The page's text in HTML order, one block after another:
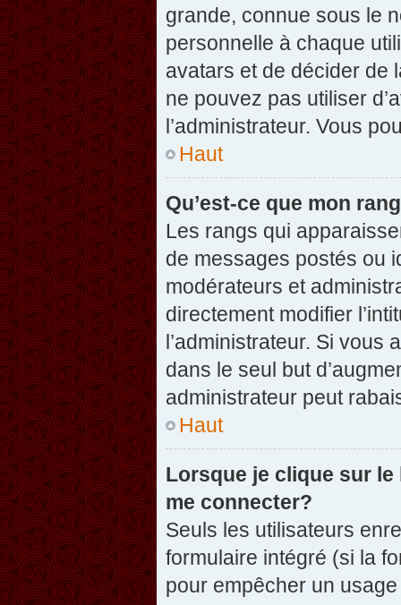
grande, connue sous le
personnelle à chaque
avatars et de décider de
ne pouvez pas utiliser
l’administrateur. Vous
Haut
Qu’est-ce que mon
Les rangs qui
de messages postés ou
modérateurs et
directement modifier
l’administrateur. Si vous
dans le seul but
administrateur peut
Haut
Lorsque je clique sur
me connecter?
Seuls les utilisateurs
formulaire intégré (si la
pour empêcher un